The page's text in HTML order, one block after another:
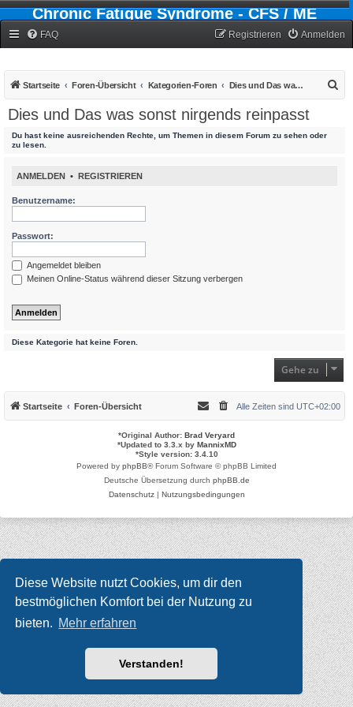
Diese Website nutzt Cookies, um dir den
bestmöglichen Komfort bei der Nutzung zu
bieten. Mehr erfahren
Verstanden!
Chronic Fatigue Syndrome - CFS / ME
FAQ Anmelden
Registrieren
Startseite Foren-Übersicht Kategorien-Foren Dies und Das was sonst nirgends reinpasst
Dies und Das was sonst nirgends reinpasst
Du hast keine ausreichenden Rechte, um Themen in diesem Forum zu sehen oder
zu lesen.
ANMELDEN • REGISTRIEREN
Benutzername:
Passwort:
Angemeldet bleiben
Meinen Online-Status während dieser Sitzung verbergen
Diese Kategorie hat keine Foren.
Gehe zu
Startseite Foren-Übersicht Alle Zeiten sind UTC+02:00
*Original Author: Brad Veryard
*Updated to 3.3.x by MannixMD
*Style version: 3.4.10
Powered by phpBB® Forum Software © phpBB Limited
Deutsche Übersetzung durch phpBB.de
Datenschutz| Nutzungsbedingungen